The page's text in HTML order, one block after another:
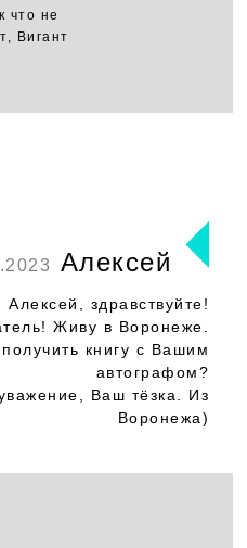
что не
Вигант
Алексей
Алексей, здравствуйте!
Живу в Воронеже.
книгу с Вашим
автографом?
Ваш тёзка. Из
Воронежа)